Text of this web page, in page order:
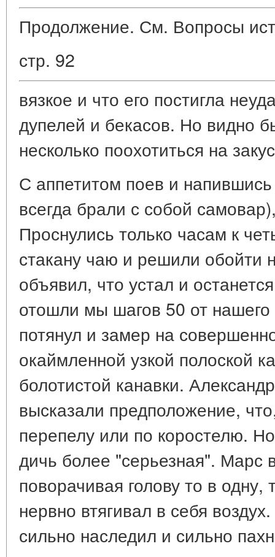
Продолжение. См. Вопросы
стр. 92
вязкое и что его постигла
дупелей и бекасов. Но видно
несколько поохотиться на
С аппетитом поев и
всегда брали с собой
Проснулись только часам к
стакану чаю и решили обойти
объявил, что устал и
отошли мы шагов 50 от
потянул и замер на
окаймленной узкой полоской
болотистой канавки.
высказали предположение,
перепелу или по коростелю.
дичь более "серьезная". Марс
поворачивая голову то в одну,
нервно втягивал в себя
сильно наследил и сильно